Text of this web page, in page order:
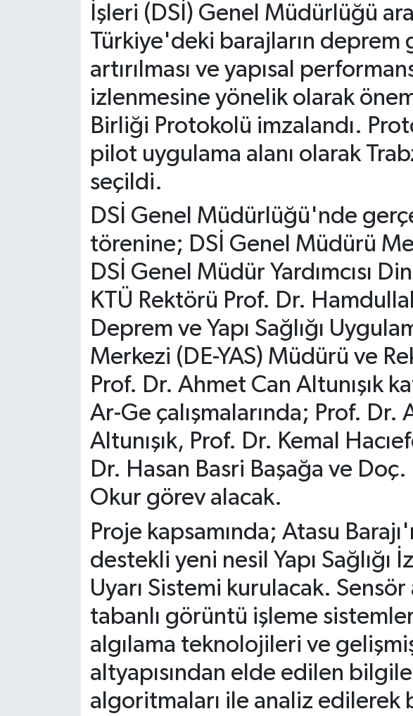
İşleri (DSİ) Genel Müdürlüğü
Türkiye'deki barajların deprem
artırılması ve yapısal
izlenmesine yönelik olarak
Birliği Protokolü imzalandı.
pilot uygulama alanı olarak
seçildi.
DSİ Genel Müdürlüğü'nde
törenine; DSİ Genel Müdürü
DSİ Genel Müdür Yardımcısı
KTÜ Rektörü Prof. Dr.
Deprem ve Yapı Sağlığı
Merkezi (DE-YAS) Müdürü ve
Prof. Dr. Ahmet Can Altunışık
Ar-Ge çalışmalarında; Prof. Dr.
Altunışık, Prof. Dr. Kemal
Dr. Hasan Basri Başağa ve Doç.
Okur görev alacak.
Proje kapsamında; Atasu
destekli yeni nesil Yapı Sağlığı
Uyarı Sistemi kurulacak. Sensör
tabanlı görüntü işleme
algılama teknolojileri ve
altyapısından elde edilen
algoritmaları ile analiz edilerek